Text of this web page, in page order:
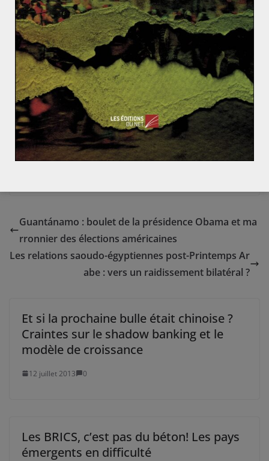
temporairement fait augmenter le prix du pétrole (+6%
du cours du Brent après l’annonce de la limitation de
la production), sans que cela n’ait été vérifié à moyen
terme. Un tel accord permettrait de relancer la
croissance des pays émergents producteurs tels que le
Brésil, la Colombie ou encore l’Angola mais également
relancer les investissements du secteur, mais sa
concrétisation et son application demeurent incertains.
Guantánamo : boulet de la présidence Obama et ma
rronnier des élections américaines
Les relations saoudo-égyptiennes post-Printemps Ar
abe : vers un raidissement bilatéral ?
Et si la prochaine bulle était chinoise ?
Craintes sur le shadow banking et le
modèle de croissance
12 juillet 2013 0
Les BRICS, c’est pas du béton! Les pays
émergents en difficulté